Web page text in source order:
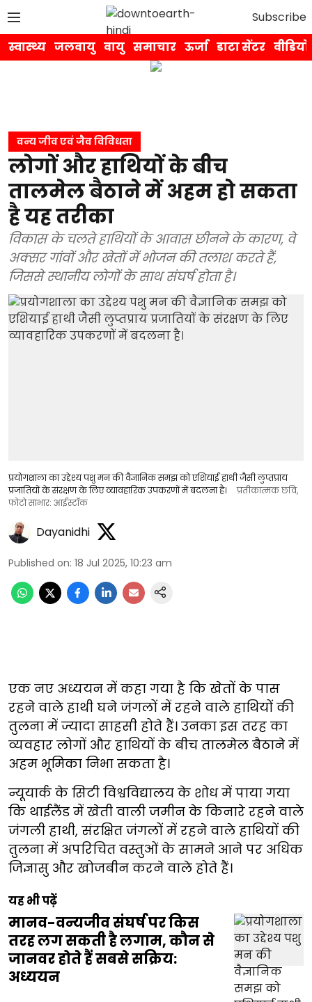
Subscribe
स्वास्थ्य जलवायु वायु समाचार ऊर्जा डाटा सेंटर वीडियो
वन्य जीव एवं जैव विविधता
लोगों और हाथियों के बीच
तालमेल बैठाने में अहम हो सकता
है यह तरीका
विकास के चलते हाथियों के आवास छीनने के कारण, वे
अक्सर गांवों और खेतों में भोजन की तलाश करते हैं,
जिससे स्थानीय लोगों के साथ संघर्ष होता है।
प्रयोगशाला का उद्देश्य पशु मन की वैज्ञानिक समझ को एशियाई हाथी जैसी लुप्तप्राय
प्रजातियों के संरक्षण के लिए व्यावहारिक उपकरणों में बदलना है।
प्रतीकात्मक छवि,
फोटो साभार: आईस्टॉक
Dayanidhi
Published on: 18 Jul 2025, 10:23 am
एक नए अध्ययन में कहा गया है कि खेतों के पास
रहने वाले हाथी घने जंगलों में रहने वाले हाथियों की
तुलना में ज्यादा साहसी होते हैं। उनका इस तरह का
व्यवहार लोगों और हाथियों के बीच तालमेल बैठाने में
अहम भूमिका निभा सकता है।
न्यूयार्क के सिटी विश्वविद्यालय के शोध में पाया गया
कि थाईलैंड में खेती वाली जमीन के किनारे रहने वाले
जंगली हाथी, संरक्षित जंगलों में रहने वाले हाथियों की
तुलना में अपरिचित वस्तुओं के सामने आने पर अधिक
जिज्ञासु और खोजबीन करने वाले होते हैं।
यह भी पढ़ें
मानव-वन्यजीव संघर्ष पर किस
तरह लग सकती है लगाम, कौन से
जानवर होते हैं सबसे सक्रिय:
अध्ययन